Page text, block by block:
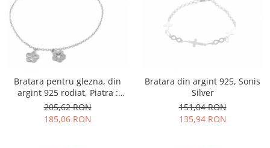
Bratara pentru glezna, din
argint 925 rodiat, Piatra :
cubic zirconia , Culoare :
transparenta , Sonis Silver
205,62 RON
185,06 RON
Bratara din argint 925, Sonis
Silver
151,04 RON
135,94 RON